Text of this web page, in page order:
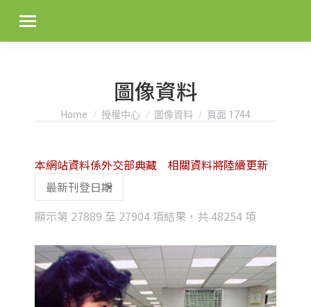
圖像資料
You are here:
Home 授權中心 圖像資料 頁面 1744
顯示第 27889 至 27904 項結果，共 48254 項
latest
本網站資料係外交部典藏 相關資料將陸續更新